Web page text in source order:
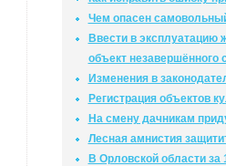
Чем опасен
Ввести в эксплуатацию
объект незавершённого
Изменения в
Регистрация объектов
На смену дачникам
Лесная амнистия
В Орловской области за